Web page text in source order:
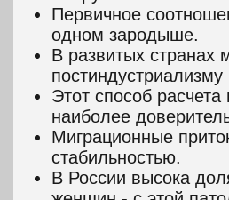
Первичное
одном зародыше.
В развитых странах
Этот способ
наиболее
Миграционные
стабильностью.
В России высока